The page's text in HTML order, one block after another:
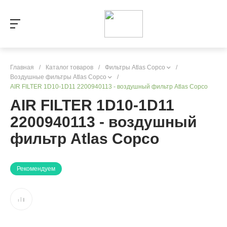
Главная / Каталог товаров / Фильтры Atlas Copco
/
Воздушные фильтры Atlas Copco
/
AIR FILTER 1D10-1D11 2200940113 - воздушный фильтр Atlas Copco
AIR FILTER 1D10-1D11
2200940113 - воздушный
фильтр Atlas Copco
Рекомендуем